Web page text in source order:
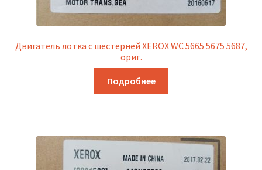
Двигатель лотка с шестерней XEROX WC 5665 5675 5687,
ориг.
Подробнее